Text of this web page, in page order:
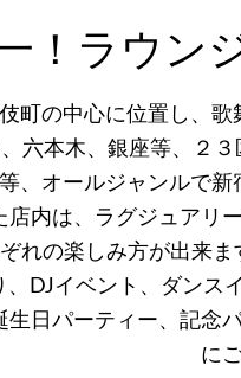
！ラウン
町の中心に位置し、
六本木、銀座等、２
等、オールジャンルで新
内は、ラグジュアリ
れの楽しみ方が出来
DJイベント、ダン
日パーティー、記念
に